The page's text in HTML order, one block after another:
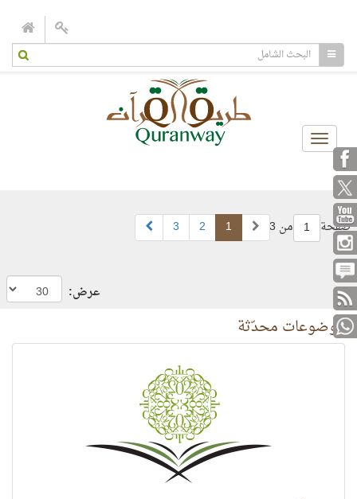
Toggle
navigation
صفحة 1 من 3 1
2
3
عرض:
موضوعات محدّثة